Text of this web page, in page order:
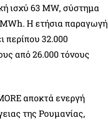
ισχύ 63 MW, σύστημα
Η ετήσια παραγωγή
περίπου 32.000
από 26.000 τόνους
αποκτά ενεργή
της Ρουμανίας,